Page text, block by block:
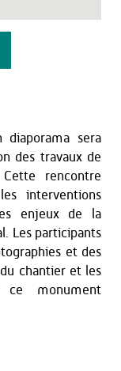
diaporama sera
des travaux de
rencontre
interventions
enjeux de la
Les participants
et des
chantier et les
ce monument